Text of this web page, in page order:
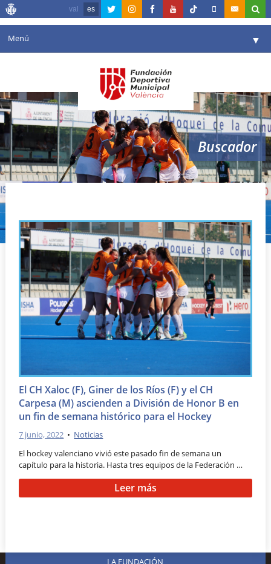
val es
Menú ▼
Agenda
Instalaciones ▼
Comunicación ▼
Valencia en deporte ▼
Reservas
Buscador
FHCV
El CH Xaloc (F), Giner de los Ríos (F) y el CH
Carpesa (M) ascienden a División de Honor B en
un fin de semana histórico para el Hockey
7 junio, 2022 • Noticias
El hockey valenciano vivió este pasado fin de semana un
capítulo para la historia. Hasta tres equipos de la Federación …
Leer más
LA FUNDACIÓN